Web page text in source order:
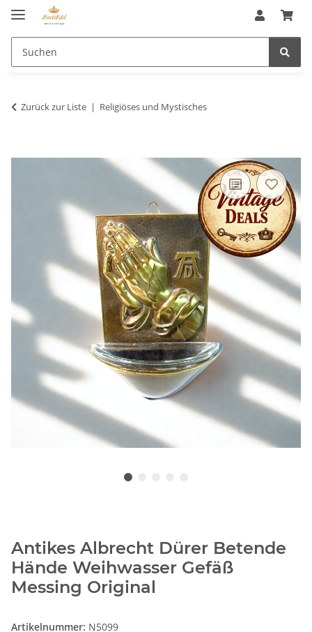
Zurück zur Liste Religiöses und Mystisches
Antikes Albrecht Dürer Betende
Hände Weihwasser Gefäß
Messing Original
Artikelnummer: N5099